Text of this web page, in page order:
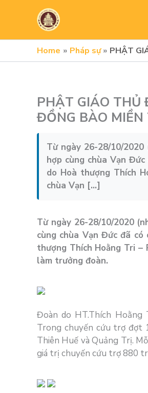
Home Pháp sự PHẬT
PHẬT GIÁO THỦ
ĐỒNG BÀO MIỀN
Từ ngày 26-28/10/
hợp cùng chùa Vạn
do Hoà thượng Thích
chùa Vạn […]
Từ ngày 26-28/10/2020
cùng chùa Vạn Đức đã
thượng Thích Hoằng Tri –
làm trưởng đoàn.
Đoàn do HT.Thích Hoằng
Trong chuyến cứu trợ đợt
Thiên Huế và Quảng Trị.
giá trị chuyến cứu trợ 880